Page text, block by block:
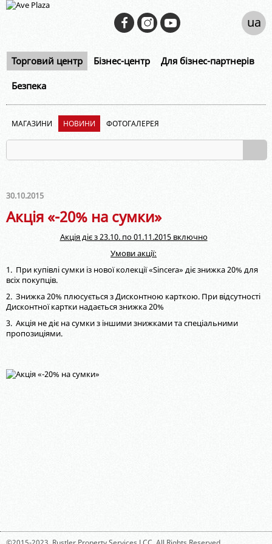
Торговий центр Бізнес-центр Для бізнес-партнерів
Безпека
ua
МАГАЗИНИ НОВИНИ ФОТОГАЛЕРЕЯ
30.10.2015
Акція «-20% на сумки»
Акція діє з 23.10. по 01.11.2015 включно
Умови акції:
1. При купівлі сумки із нової колекції «Sincera» діє знижка 20% для
всіх покупців.
2. Знижка 20% плюсується з Дисконтною карткою. При відсутності
Дисконтної картки надається знижка 20%
3. Акція не діє на сумки з іншими знижками та спеціальними
пропозиціями.